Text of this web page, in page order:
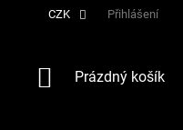
CZK Přihlášení
NÁKUPNÍ
Prázdný košík